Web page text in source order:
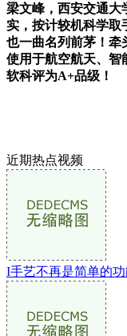
梁文峰，西安交通大
实，按计较机科学取
也一曲名列前茅！牵
使用于航空航天、智
软科评为A+品级！
近期热点视频
I手艺不再是简单的